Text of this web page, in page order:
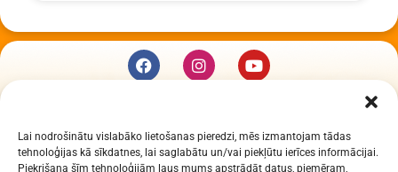
Lai nodrošinātu vislabāko lietošanas pieredzi, mēs izmantojam tādas
tehnoloģijas kā sīkdatnes, lai saglabātu un/vai piekļūtu ierīces informācijai.
Piekrišana šīm tehnoloģijām ļaus mums apstrādāt datus, piemēram,
Daugavpils Zinātņu vidusskola
Raiņa iela 30, Daugavpils, LV-5401